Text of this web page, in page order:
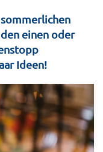
einen oder
Ideen!